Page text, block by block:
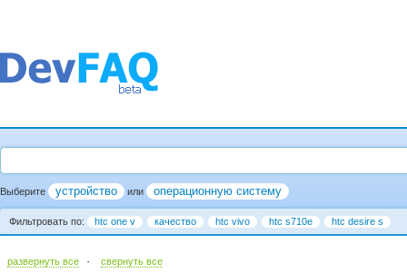
Выберите устройство или операционную систему
Фильтровать по: htc one v качество htc vivo htc s710e htc desire s
развернуть все · cвернуть все